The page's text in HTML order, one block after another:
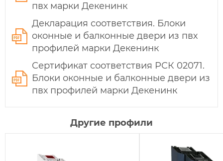
пвх марки Декенинк
Декларация соответствия. Блоки
оконные и балконные двери из пвх
профилей марки Декенинк
Сертификат соответствия РСК 02071.
Блоки оконные и балконные двери из
пвх профилей марки Декенинк
Другие профили